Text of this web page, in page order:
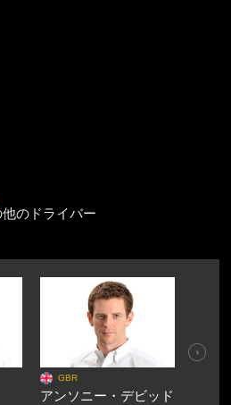
他のドライバー
GBR
アンソニー・デビッド